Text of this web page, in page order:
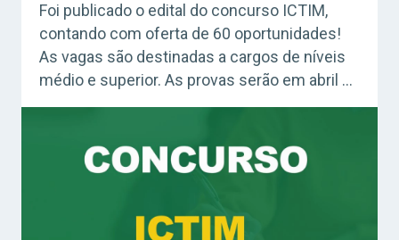
Foi publicado o edital do concurso ICTIM,
contando com oferta de 60 oportunidades!
As vagas são destinadas a cargos de níveis
médio e superior. As provas serão em abril de
2023.